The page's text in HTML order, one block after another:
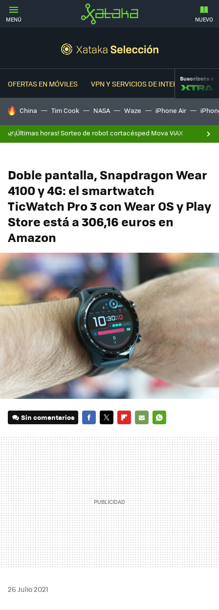
MENÚ NUEVO
OFERTAS EN MÓVILES VPN Y SERVICIOS DE INTERNETSuscríbete a
HOY SE HABLA DE
China Tim Cook NASA Waze iPhone Air
🌿¡Últimas horas! Sorteo de robot cortacésped Mova ViAX
Doble pantalla, Snapdragon Wear
4100 y 4G: el smartwatch
TicWatch Pro 3 con Wear OS y Play
Store está a 306,16 euros en
Amazon
Sin comentarios
MAIL
26 Julio 2021